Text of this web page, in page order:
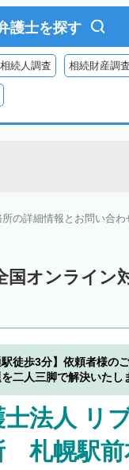
極町 虻田郡豊浦町
古宇郡神恵内村 古
幌町 空知郡奈井江町
町 上川郡新得町 上
前町 苫前郡羽幌町
尻町 利尻郡利尻富士町
町 斜里郡小清水町
別町 紋別郡滝上町
町 沙流郡日高町
ひだか町 河東郡音更町
護士を探す
相続人調査 相続財産調査
の詳細情報とお問い合
オンライン
駅徒歩3分】依頼者様の
二人三脚で解決いたし
士法人 リ
札幌駅前